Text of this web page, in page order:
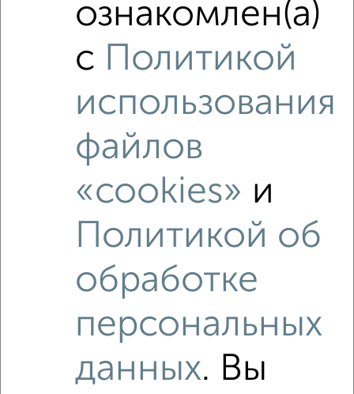
Средняя цена район
Средняя цена по городу
Похожие предложения рядом
1‑комнатные квартиры недалеко от Рыбацкий Причал 6к1
ознакомлен(а)
с Политикой
использования
файлов
«cookies» и
Политикой об
обработке
персональных
данных. Вы